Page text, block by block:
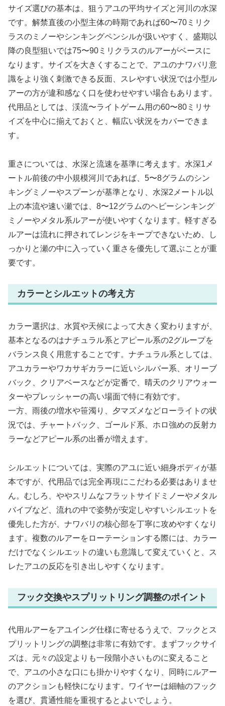
サイズ選びの基本は、狙うアユの平均サイズと河川の水深
です。解禁直後の小型主体の時期であれば60〜70ミリク
ラスのミノーやシンキングペンシルが扱いやすく、盛期以
降の良型狙いでは75〜90ミリクラスのルアーがベースに
なります。サイズを大きくすることで、アユのナワバリ意
識をより強く刺激できる反面、スレやすい状況では小型ル
アーの方が違和感なく口を使わせやすい場合もあります。
代用品としては、渓流〜ライトゲーム用の60〜80ミリサ
イズを中心に揃えておくと、幅広い状況をカバーできま
す。
重さについては、水深と流速を基準に考えます。水深1メ
ートル前後の中小規模河川であれば、5〜8グラムのシン
キングミノーやスプーンが基準となり、水深2メートル以
上の本流や速い瀬では、8〜12グラムのヘビーシンキング
ミノーやメタル系ルアーが使いやすくなります。軽すぎる
ルアーは流れに押されてレンジをキープできないため、し
っかりと瀬の中に入っていく重さを優先して選ぶことが重
要です。
カラーとシルエットの考え方
カラー選択は、水質や天候によって大きく変わりますが、
基本となるのはナチュラル系とアピール系の2グループを
バランス良く用意することです。ナチュラル系としては、
アユカラーやワカサギカラーに近いシルバー系、オリーブ
バック、クリアベースなどが定番で、晴天のクリアウォー
ターやプレッシャーの高い場面で特に有効です。
一方、雨後の増水や笹濁り、夕マズメなどローライトの状
況では、チャートバック、ゴールド系、ホロ強めの反射カ
ラーなどアピール系の出番が増えます。
シルエットについては、実際のアユに近い細身ボディが基
本ですが、代用品では完全再現にこだわる必要はありませ
ん。むしろ、ややスリムなフラットサイドミノーやメタル
バイブなど、流れの中で姿勢が安定しやすいシルエットを
優先した方が、ナワバリの核心部を丁寧に攻めやすくなり
ます。複数のルアーをローテーションする際には、カラー
だけでなくシルエットの違いも意識して変えていくと、ス
レたアユの反応を引き出しやすくなります。
フック交換やスプリットリング調整のポイント
代用ルアーをアユイング仕様に寄せるうえで、フックとス
プリットリングの調整は非常に有効です。まずフックサイ
ズは、元々の設定よりも一段階小さいものに変えること
で、アユの小さな口にも掛かりやすくなり、同時にルアー
のアクションも軽快になります。ワイヤーは細軸のフック
を選び、貫通性能を重視するとよいでしょう。